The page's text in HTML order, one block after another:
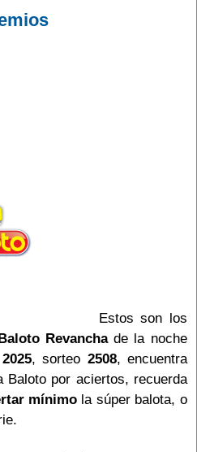
Estos son los
Revanchade la noche
, sorteo 2508, encuentra
Baloto por aciertos, recuerda
mínimo la súper balota, o